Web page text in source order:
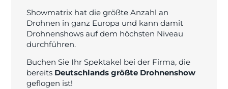
Showmatrix hat die größte Anzahl an
Drohnen in ganz Europa und kann damit
Drohnenshows auf dem höchsten Niveau
durchführen.
Buchen Sie Ihr Spektakel bei der Firma, die
bereits Deutschlands größte Drohnenshow
geflogen ist!